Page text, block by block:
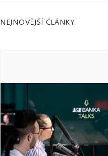
NEJNOVĚJŠÍ ČLÁNKY